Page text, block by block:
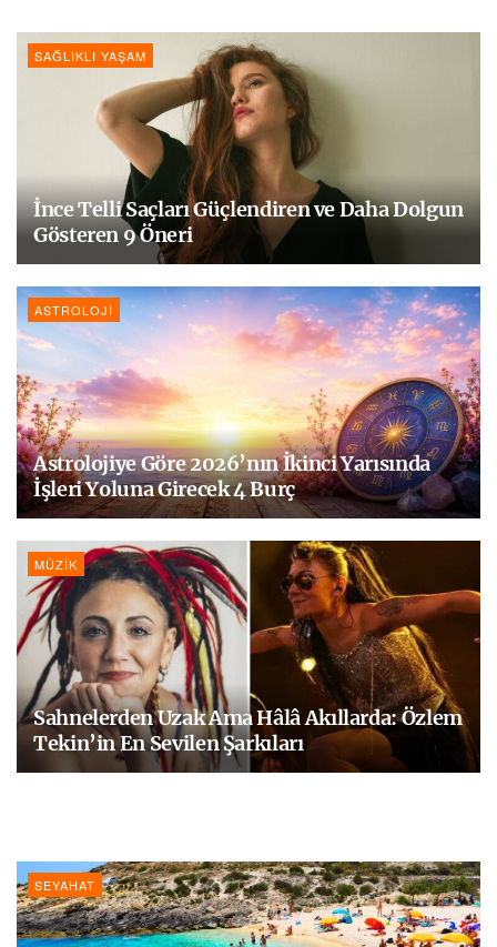
SAĞLIKLI YAŞAM
İnce Telli Saçları Güçlendiren ve Daha Dolgun
Gösteren 9 Öneri
ASTROLOJI
Astrolojiye Göre 2026’nın İkinci Yarısında
İşleri Yoluna Girecek 4 Burç
MÜZIK
Sahnelerden Uzak Ama Hâlâ Akıllarda: Özlem
Tekin’in En Sevilen Şarkıları
SEYAHAT